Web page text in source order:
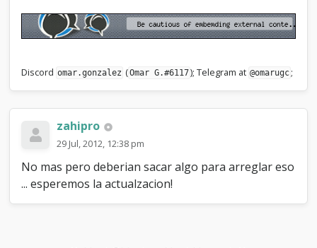
Discord omar.gonzalez (Omar G.#6117); Telegram at @omarugc ;
zahipro
29 Jul, 2012, 12:38 pm
No mas pero deberian sacar algo para arreglar eso
... esperemos la actualzacion!